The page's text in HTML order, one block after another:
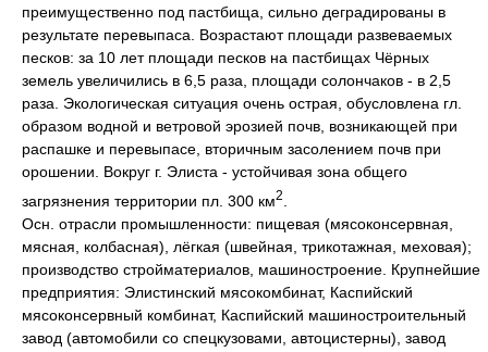
преимущественно под пастбища, сильно деградированы в
результате перевыпаса. Возрастают площади развеваемых
песков: за 10 лет площади песков на пастбищах Чёрных
земель увеличились в 6,5 раза, площади солончаков - в 2,5
раза. Экологическая ситуация очень острая, обусловлена гл.
образом водной и ветровой эрозией почв, возникающей при
распашке и перевыпасе, вторичным засолением почв при
орошении. Вокруг г. Элиста - устойчивая зона общего
загрязнения территории пл. 300 км2
Осн. отрасли промышленности: пищевая (мясоконсервная,
мясная, колбасная), лёгкая (швейная, трикотажная, меховая);
производство стройматериалов, машиностроение. Крупнейшие
предприятия: Элистинский мясокомбинат, Каспийский
мясоконсервный комбинат, Каспийский машиностроительный
завод (автомобили со спецкузовами, автоцистерны), завод